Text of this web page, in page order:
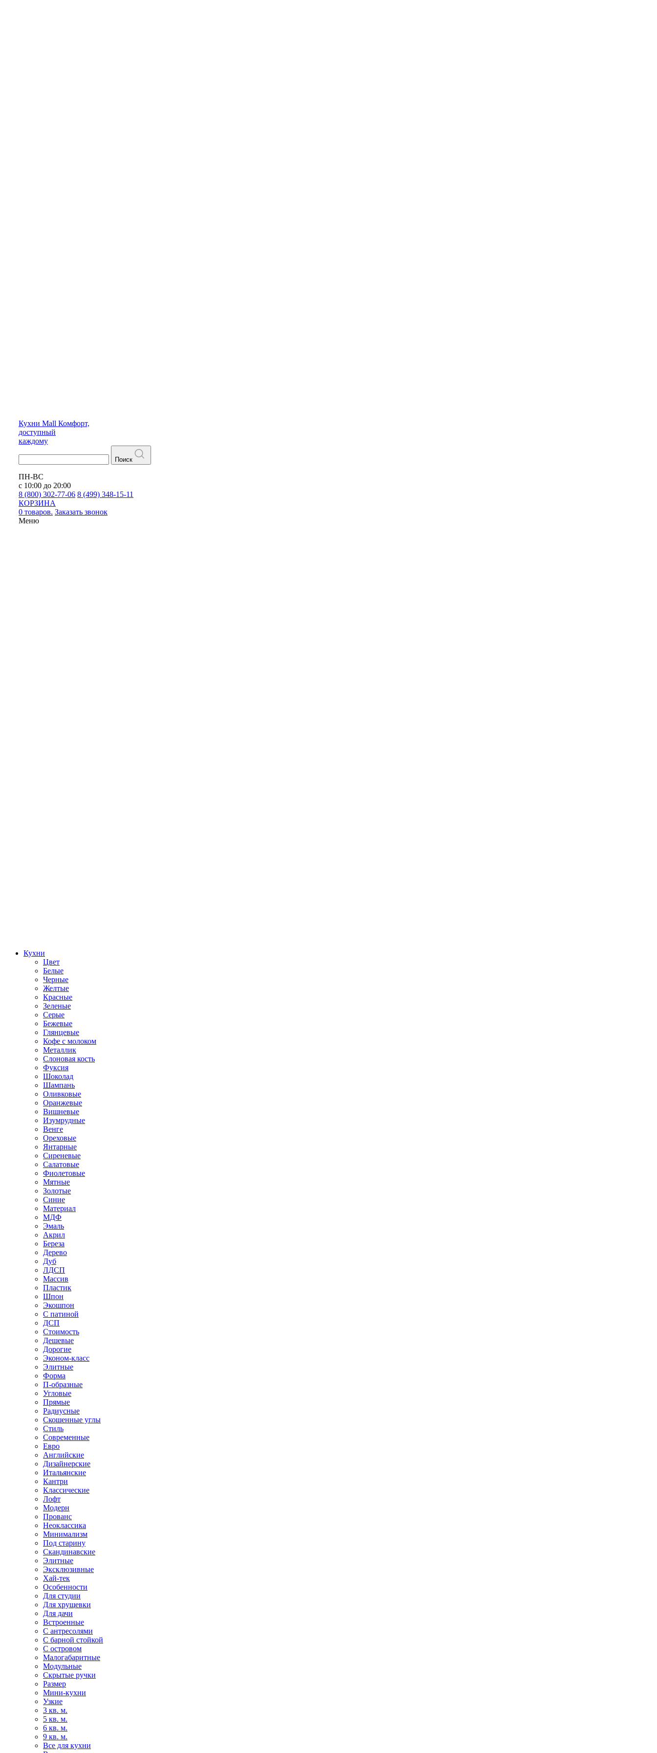
Кухни Mall Комфорт,
доступный
каждому
Поиск
ПН-ВС
с 10:00 до 20:00
8 (800) 302-77-06 8 (499) 348-15-11
КОРЗИНА
0 товаров. Заказать звонок
Меню
Кухни
Цвет
Белые
Черные
Желтые
Красные
Зеленые
Серые
Бежевые
Глянцевые
Кофе с молоком
Металлик
Слоновая кость
Фуксия
Шоколад
Шампань
Оливковые
Оранжевые
Вишневые
Изумрудные
Венге
Ореховые
Янтарные
Сиреневые
Салатовые
Фиолетовые
Мятные
Золотые
Синие
Материал
МДФ
Эмаль
Акрил
Береза
Дерево
Дуб
ЛДСП
Массив
Пластик
Шпон
Экошпон
С патиной
ДСП
Стоимость
Дешевые
Дорогие
Эконом-класс
Элитные
Форма
П-образные
Угловые
Прямые
Радиусные
Скошенные углы
Стиль
Современные
Евро
Английские
Дизайнерские
Итальянские
Кантри
Классические
Лофт
Модерн
Прованс
Неоклассика
Минимализм
Под старину
Скандинавские
Элитные
Эксклюзивные
Хай-тек
Особенности
Для студии
Для хрущевки
Для дачи
Встроенные
С антресолями
С барной стойкой
С островом
Малогабаритные
Модульные
Скрытые ручки
Размер
Мини-кухни
Узкие
3 кв. м.
5 кв. м.
6 кв. м.
9 кв. м.
Все для кухни